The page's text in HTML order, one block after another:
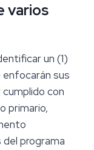
varios
un (1)
enfocarán sus
con
primario,
programa